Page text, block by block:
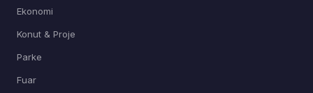
Ekonomi
Konut & Proje
Parke
Fuar